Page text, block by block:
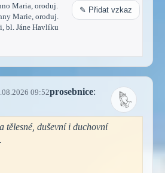
Maria, oroduj.
Marie, oroduj.
bl. Jáne Havlíku
✎ Přidat vzkaz
09:52prosebnice:
tělesné, duševní i duchovní